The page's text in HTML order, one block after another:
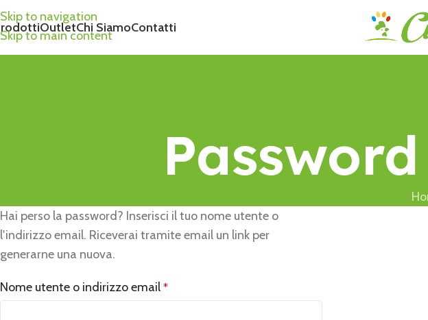
Skip to navigation
Skip to main content
OutletChi SiamoContatti
Hai perso la password? Inserisci il tuo nome utente o
l'indirizzo email. Riceverai tramite email un link per
generarne una nuova.
Nome utente o indirizzo email *